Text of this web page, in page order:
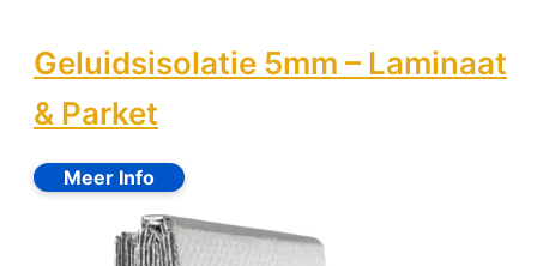
Geluidsisolatie 5mm – Laminaat
& Parket